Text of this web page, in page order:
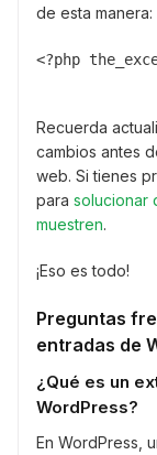
de esta manera:
<?php
Recuerda
cambios antes
web. Si tienes
para solucionar
muestren.
¡Eso es todo!
Preguntas
entradas de
¿Qué es un
WordPress?
En WordPress,